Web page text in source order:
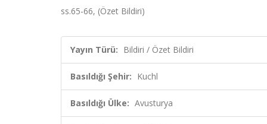
ss.65-66, (Özet Bildiri)
Yayın Türü: Bildiri / Özet Bildiri
Basıldığı Şehir: Kuchl
Basıldığı Ülke: Avusturya